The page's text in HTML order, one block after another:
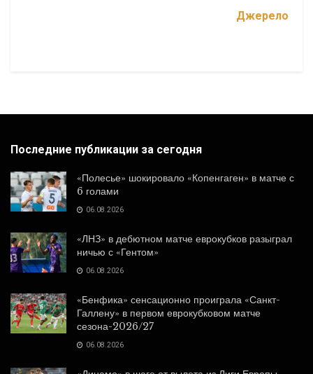
Джерело
Последние публикации за сегодня
«Полесье» шокировало «Копенгаген» в матче с
6 голами
06.08.2026
«ЛНЗ» в дебютном матче еврокубков разыграл
ничью с «Гентом»
06.08.2026
«Бенфика» сенсационно проиграла «Санкт-
Галлену» в первом еврокубковом матче
сезона-2026/27
06.08.2026